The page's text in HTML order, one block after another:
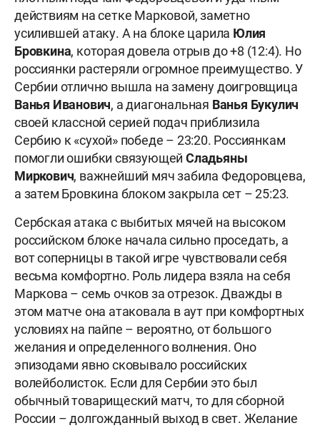
действиям на сетке Марковой, заметно
усилившей атаку. А на блоке царила Юлия
Бровкина, которая довела отрыв до +8 (12:4). Но
россиянки растеряли огромное преимущество. У
Сербии отлично вышла на замену доигровщица
Ванья Иванович, а диагональная Ванья Букулич
своей классной серией подач приблизила
Сербию к «сухой» победе – 23:20. Россиянкам
помогли ошибки связующей Сладьяны
Миркович, важнейший мяч забила Федоровцева,
а затем Бровкина блоком закрыла сет – 25:23.
Сербская атака с выбитых мячей на высоком
российском блоке начала сильно проседать, а
вот соперницы в такой игре чувствовали себя
весьма комфортно. Роль лидера взяла на себя
Маркова – семь очков за отрезок. Дважды в
этом матче она атаковала в аут при комфортных
условиях на пайпе – вероятно, от большого
желания и определенного волнения. Оно
эпизодами явно сковывало российских
волейболисток. Если для Сербии это был
обычный товарищеский матч, то для сборной
России – долгожданный выход в свет. Желание